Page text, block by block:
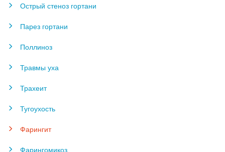
Острый стеноз гортани
Парез гортани
Поллиноз
Травмы уха
Трахеит
Тугоухость
Фарингит
Фарингомикоз